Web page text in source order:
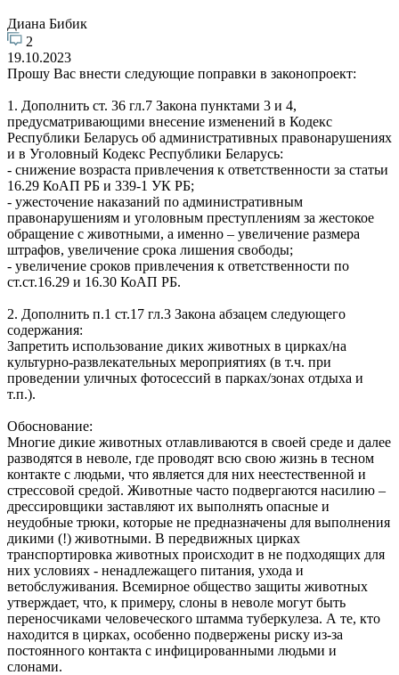
Диана Бибик
2
19.10.2023
Прошу Вас внести следующие поправки в законопроект:
1. Дополнить ст. 36 гл.7 Закона пунктами 3 и 4,
предусматривающими внесение изменений в Кодекс
Республики Беларусь об административных правонарушениях
и в Уголовный Кодекс Республики Беларусь:
- снижение возраста привлечения к ответственности за статьи
16.29 КоАП РБ и 339-1 УК РБ;
- ужесточение наказаний по административным
правонарушениям и уголовным преступлениям за жестокое
обращение с животными, а именно – увеличение размера
штрафов, увеличение срока лишения свободы;
- увеличение сроков привлечения к ответственности по
ст.ст.16.29 и 16.30 КоАП РБ.
2. Дополнить п.1 ст.17 гл.3 Закона абзацем следующего
содержания:
Запретить использование диких животных в цирках/на
культурно-развлекательных мероприятиях (в т.ч. при
проведении уличных фотосессий в парках/зонах отдыха и
т.п.).
Обоснование:
Многие дикие животных отлавливаются в своей среде и далее
разводятся в неволе, где проводят всю свою жизнь в тесном
контакте с людьми, что является для них неестественной и
стрессовой средой. Животные часто подвергаются насилию –
дрессировщики заставляют их выполнять опасные и
неудобные трюки, которые не предназначены для выполнения
дикими (!) животными. В передвижных цирках
транспортировка животных происходит в не подходящих для
них условиях - ненадлежащего питания, ухода и
ветобслуживания. Всемирное общество защиты животных
утверждает, что, к примеру, слоны в неволе могут быть
переносчиками человеческого штамма туберкулеза. А те, кто
находится в цирках, особенно подвержены риску из-за
постоянного контакта с инфицированными людьми и
слонами.